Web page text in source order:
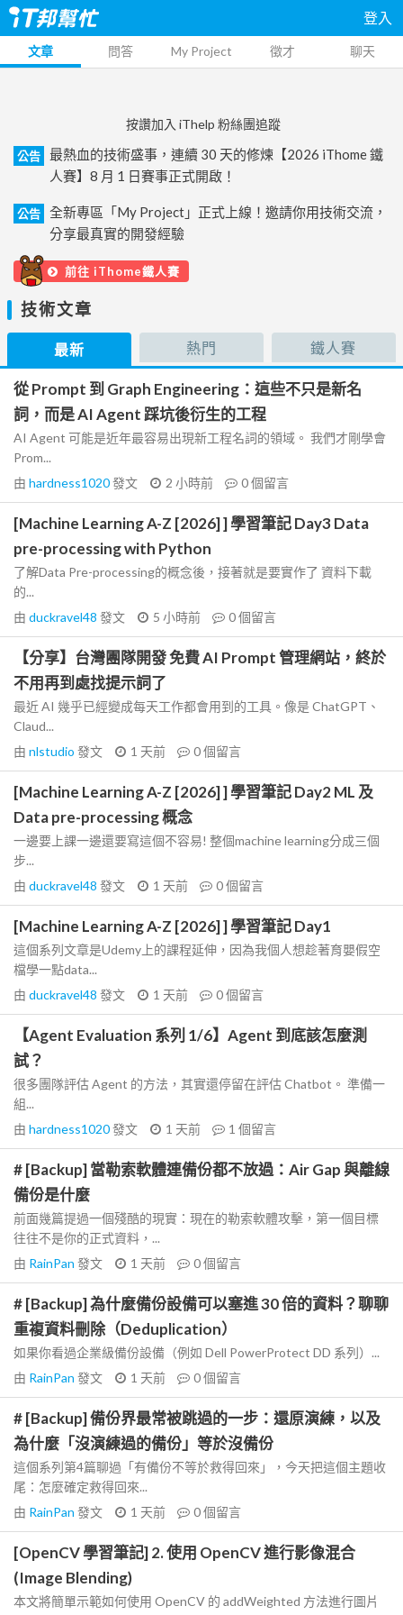
登入
文章 問答 My Project 徵才 聊天
按讚加入 iThelp 粉絲團追蹤
公告
最熱血的技術盛事，連續 30 天的修煉【2026 iThome 鐵
人賽】8 月 1 日賽事正式開啟！
公告
全新專區「My Project」正式上線！邀請你用技術交流，
分享最真實的開發經驗
前往 iThome鐵人賽
技術文章
最新 熱門 鐵人賽
從 Prompt 到 Graph Engineering：這些不只是新名
詞，而是 AI Agent 踩坑後衍生的工程
AI Agent 可能是近年最容易出現新工程名詞的領域。 我們才剛學會
Prom...
由 hardness1020發文 2 小時前 0個留言
[Machine Learning A-Z [2026] ] 學習筆記 Day3 Data
pre-processing with Python
了解Data Pre-processing的概念後，接著就是要實作了 資料下載
的...
由 duckravel48 發文 5 小時前 0個留言
【分享】台灣團隊開發 免費 AI Prompt 管理網站，終於
不用再到處找提示詞了
最近 AI 幾乎已經變成每天工作都會用到的工具。像是 ChatGPT、
Claud...
由 nlstudio 發文 1 天前 0個留言
[Machine Learning A-Z [2026] ] 學習筆記 Day2 ML 及
Data pre-processing 概念
一邊要上課一邊還要寫這個不容易! 整個machine learning分成三個
步...
由 duckravel48 發文 1 天前 0個留言
[Machine Learning A-Z [2026] ] 學習筆記 Day1
這個系列文章是Udemy上的課程延伸，因為我個人想趁著育嬰假空
檔學一點data...
由 duckravel48 發文 1 天前 0個留言
【Agent Evaluation 系列 1/6】Agent 到底該怎麼測
試？
很多團隊評估 Agent 的方法，其實還停留在評估 Chatbot。 準備一
組...
由 hardness1020發文 1 天前 1 個留言
# [Backup] 當勒索軟體連備份都不放過：Air Gap 與離線
備份是什麼
前面幾篇提過一個殘酷的現實：現在的勒索軟體攻擊，第一個目標
往往不是你的正式資料，...
由 RainPan 發文 1 天前 0個留言
# [Backup] 為什麼備份設備可以塞進 30 倍的資料？聊聊
重複資料刪除（Deduplication）
如果你看過企業級備份設備（例如 Dell PowerProtect DD 系列）...
由 RainPan 發文 1 天前 0個留言
# [Backup] 備份界最常被跳過的一步：還原演練，以及
為什麼「沒演練過的備份」等於沒備份
這個系列第4篇聊過「有備份不等於救得回來」，今天把這個主題收
尾：怎麼確定救得回來...
由 RainPan 發文 1 天前 0個留言
[OpenCV 學習筆記] 2. 使用 OpenCV 進行影像混合
(Image Blending)
本文將簡單示範如何使用 OpenCV 的 addWeighted 方法進行圖片